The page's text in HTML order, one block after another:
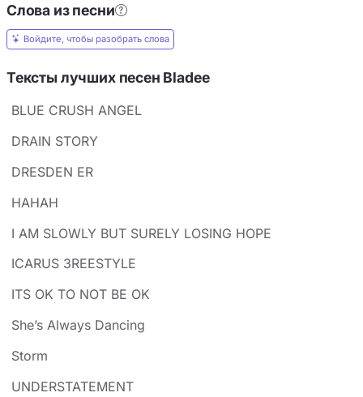
Слова из песни
Войдите, чтобы разобрать слова
Тексты лучших песен Bladee
BLUE CRUSH ANGEL
DRAIN STORY
DRESDEN ER
HAHAH
I AM SLOWLY BUT SURELY LOSING HOPE
ICARUS 3REESTYLE
ITS OK TO NOT BE OK
She’s Always Dancing
Storm
UNDERSTATEMENT